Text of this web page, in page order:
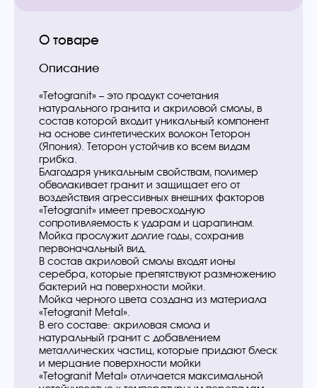
О товаре
Описание
«Tetogranit» – это продукт сочетания
натурального гранита и акриловой смолы, в
состав которой входит уникальный компонент
на основе синтетических волокон Теторон
(Япония). Теторон устойчив ко всем видам
грибка.
Благодаря уникальным свойствам, полимер
обволакивает гранит и защищает его от
воздействия агрессивных внешних факторов
«Tetogranit» имеет превосходную
сопротивляемость к ударам и царапинам.
Мойка прослужит долгие годы, сохранив
первоначальный вид.
В состав акриловой смолы входят ионы
серебра, которые препятствуют размножению
бактерий на поверхности мойки.
Мойка черного цвета создана из материала
«Tetogranit Metal».
В его составе: акриловая смола и
натуральный гранит с добавлением
металлических частиц, которые придают блеск
и мерцание поверхности мойки
«Tetogranit Metal» отличается максимальной